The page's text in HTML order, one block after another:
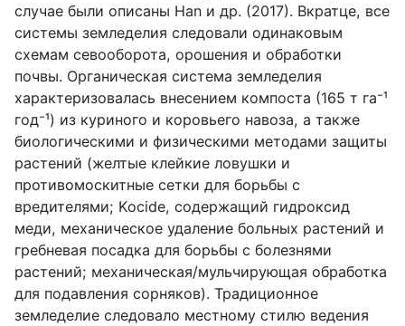
случае были описаны Han и др. (2017). Вкратце, все
системы земледелия следовали одинаковым
схемам севооборота, орошения и обработки
почвы. Органическая система земледелия
характеризовалась внесением компоста (165 т га⁻¹
год⁻¹) из куриного и коровьего навоза, а также
биологическими и физическими методами защиты
растений (желтые клейкие ловушки и
противомоскитные сетки для борьбы с
вредителями; Kocide, содержащий гидроксид
меди, механическое удаление больных растений и
гребневая посадка для борьбы с болезнями
растений; механическая/мульчирующая обработка
для подавления сорняков). Традиционное
земледелие следовало местному стилю ведения